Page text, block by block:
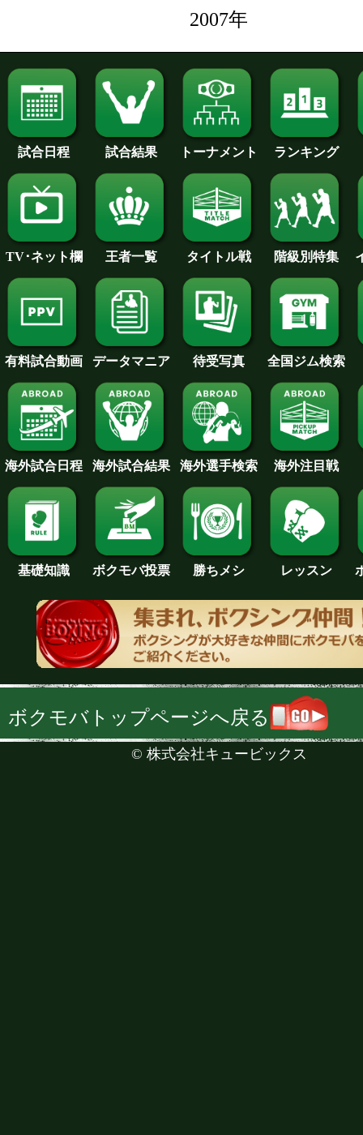
2007年
試合日程 試合結果 トーナメント ランキング
TV･ネット欄 王者一覧 タイトル戦 階級別特集
有料試合動画 データマニア 待受写真 全国ジム検索
海外試合日程 海外試合結果 海外選手検索 海外注目戦
基礎知識 ボクモバ投票 勝ちメシ レッスン
ボクモバトップページへ戻る
© 株式会社キュービックス